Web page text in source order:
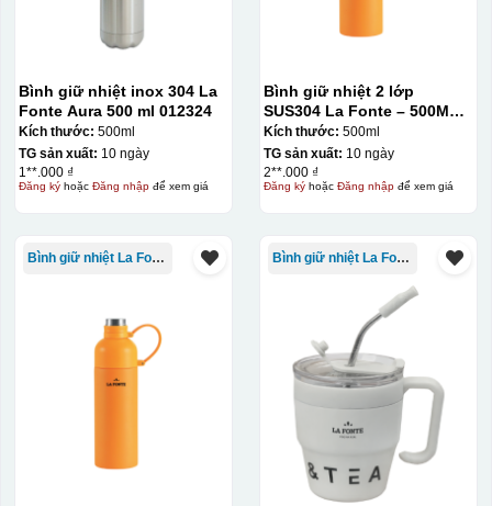
Bình giữ nhiệt inox 304 La
Fonte Aura 500 ml 012324
Kích thước: 500ml
TG sản xuất: 10 ngày
1**.000 ₫
Đăng kýhoặc Đăng nhậpđể xem giá
Bình giữ nhiệt 2 lớp
SUS304 La Fonte – 500ML –
012737
Kích thước: 500ml
TG sản xuất: 10 ngày
2**.000 ₫
Đăng kýhoặc Đăng nhậpđể xem giá
Bình giữ nhiệt La Fonte Bình giữ nhiệt La Fonte